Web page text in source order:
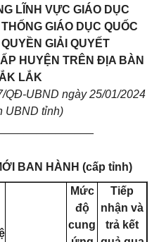
LĨNH VỰC GIÁO DỤC
GIÁO DỤC QUỐC
GIẢI QUYẾT
HUYỆN TRÊN ĐỊA BÀN
LẮK
QĐ-UBND ngày 25/01/2024
UBND tỉnh)
BAN HÀNH (cấp tỉnh)
Mức
độ
cung
Tiếp
nhận và
trả kết